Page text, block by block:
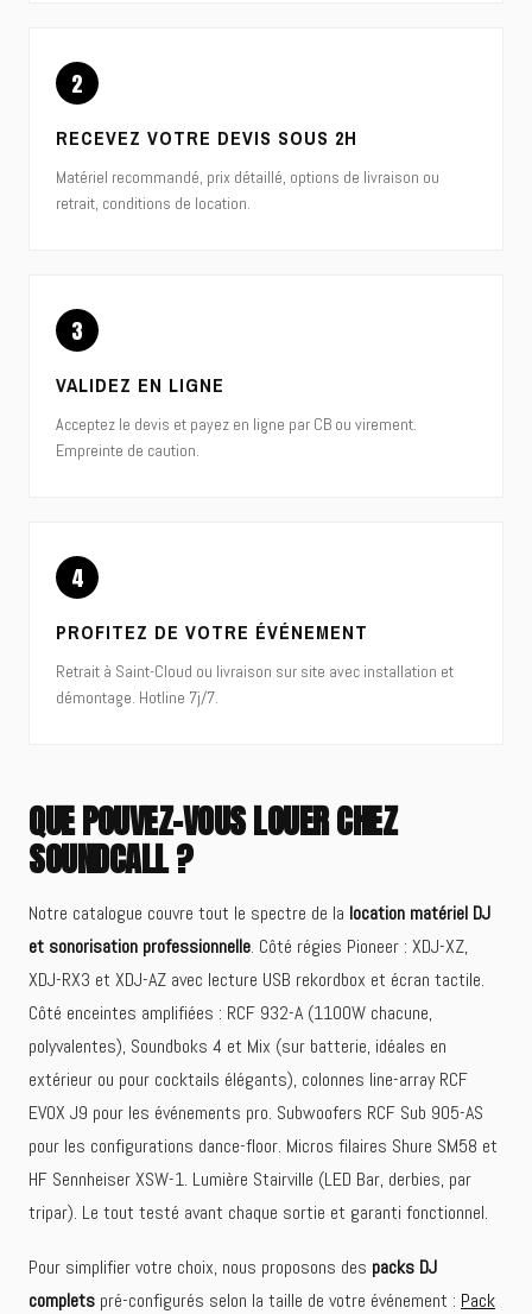
2
RECEVEZ VOTRE DEVIS SOUS 2H
Matériel recommandé, prix détaillé, options de livraison ou
retrait, conditions de location.
3
VALIDEZ EN LIGNE
Acceptez le devis et payez en ligne par CB ou virement.
Empreinte de caution.
4
PROFITEZ DE VOTRE ÉVÉNEMENT
Retrait à Saint-Cloud ou livraison sur site avec installation et
démontage. Hotline 7j/7.
QUE POUVEZ-VOUS LOUER CHEZ
SOUNDCALL ?
Notre catalogue couvre tout le spectre de la location matériel DJ
et sonorisation professionnelle. Côté régies Pioneer : XDJ-XZ,
XDJ-RX3 et XDJ-AZ avec lecture USB rekordbox et écran tactile.
Côté enceintes amplifiées : RCF 932-A (1100W chacune,
polyvalentes), Soundboks 4 et Mix (sur batterie, idéales en
extérieur ou pour cocktails élégants), colonnes line-array RCF
EVOX J9 pour les événements pro. Subwoofers RCF Sub 905-AS
pour les configurations dance-floor. Micros filaires Shure SM58 et
HF Sennheiser XSW-1. Lumière Stairville (LED Bar, derbies, par
tripar). Le tout testé avant chaque sortie et garanti fonctionnel.
Pour simplifier votre choix, nous proposons des packs DJ
complets pré-configurés selon la taille de votre événement : Pack